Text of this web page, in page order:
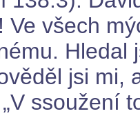
Ve všech
Hledal
jsi mi,
ssoužení